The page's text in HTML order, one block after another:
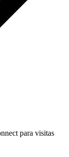
para visitas